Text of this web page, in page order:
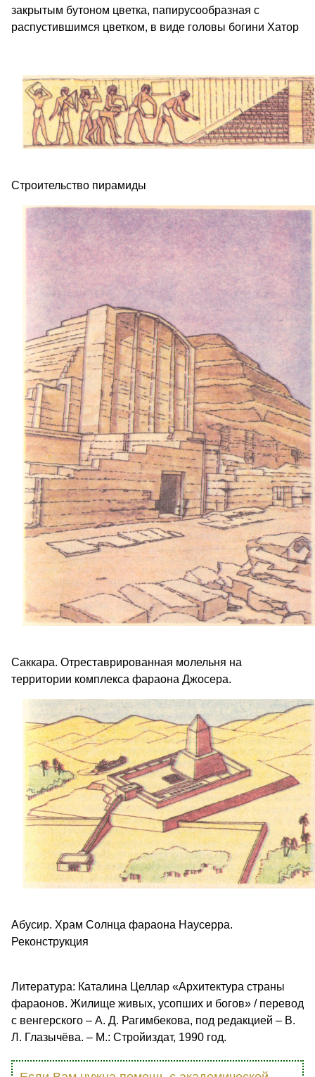
закрытым бутоном цветка, папирусообразная с
распустившимся цветком, в виде головы богини Хатор
Строительство пирамиды
Саккара. Отреставрированная молельня на
территории комплекса фараона Джосера.
Абусир. Храм Солнца фараона Наусерра.
Реконструкция
Литература: Каталина Целлар «Архитектура страны
фараонов. Жилище живых, усопших и богов» / перевод
с венгерского – А. Д. Рагимбекова, под редакцией – В.
Л. Глазычёва. – М.: Стройиздат, 1990 год.